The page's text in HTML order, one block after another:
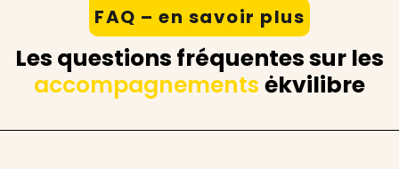
FAQ – en savoir plus
Les questions fréquentes sur les
accompagnements ėkvilibre